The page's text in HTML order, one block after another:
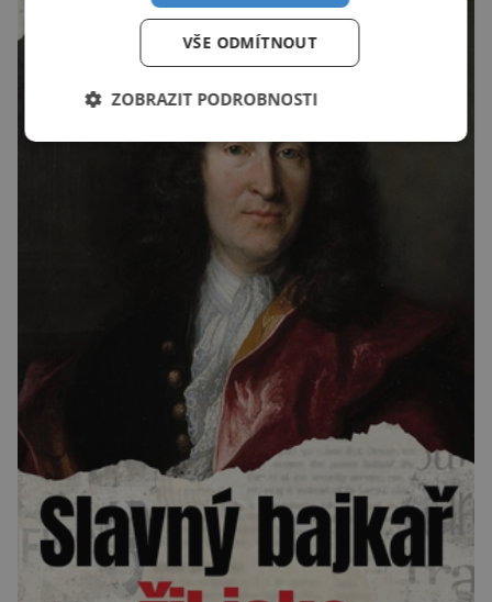
VŠE ODMÍTNOUT
ZOBRAZIT PODROBNOSTI